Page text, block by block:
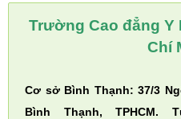
Trường Cao đẳng Y
Chí
Cơ sở Bình Thạnh: 37/3
Bình Thạnh, TPHCM.